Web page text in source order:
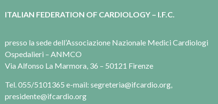
ITALIAN FEDERATION OF CARDIOLOGY – I.F.C.
presso la sede dell’Associazione Nazionale Medici Cardiologi
Ospedalieri – ANMCO
Via Alfonso La Marmora, 36 – 50121 Firenze
Tel. 055/5101365 e-mail: segreteria@ifcardio.org,
presidente@ifcardio.org